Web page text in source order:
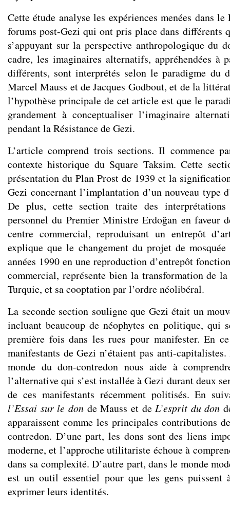
Cette étude analyse les expériences menées dans
forums post-Gezi qui ont pris place dans différents
s’appuyant sur la perspective anthropologique du
cadre, les imaginaires alternatifs, appréhendées à
différents, sont interprétés selon le paradigme du
Marcel Mauss et de Jacques Godbout, et de la
l’hypothèse principale de cet article est que le
grandement à conceptualiser l’imaginaire
pendant la Résistance de Gezi.
L’article comprend trois sections. Il commence
contexte historique du Square Taksim. Cette
présentation du Plan Prost de 1939 et la
Gezi concernant l’implantation d’un nouveau type
De plus, cette section traite des interprétations
personnel du Premier Ministre Erdoğan en faveur
centre commercial, reproduisant un entrepôt
explique que le changement du projet de
années 1990 en une reproduction d’entrepôt
commercial, représente bien la transformation de
Turquie, et sa cooptation par l’ordre néolibéral.
La seconde section souligne que Gezi était un
incluant beaucoup de néophytes en politique, qui
première fois dans les rues pour manifester. En
manifestants de Gezi n’étaient pas anti-
monde du don-contredon nous aide à
l’alternative qui s’est installée à Gezi durant deux
de ces manifestants récemment politisés. En
l’Essai sur le donde Mauss et deL’esprit du don
apparaissent comme les principales contributions
contredon. D’une part, les dons sont des liens
moderne, et l’approche utilitariste échoue à
dans sa complexité. D’autre part, dans le monde
est un outil essentiel pour que les gens
exprimer leurs identités.